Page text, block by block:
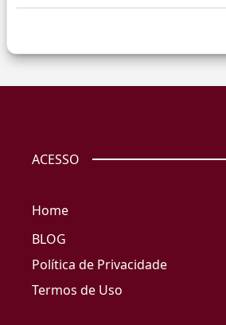
ACESSO
Home
BLOG
Política de Privacidade
Termos de Uso